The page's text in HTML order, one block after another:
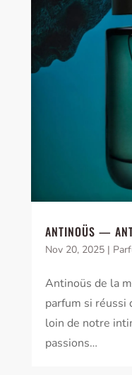
ANTINOÜS —
Nov 20, 2025|
Antinoüs de la
parfum si réussi
loin de notre
passions…